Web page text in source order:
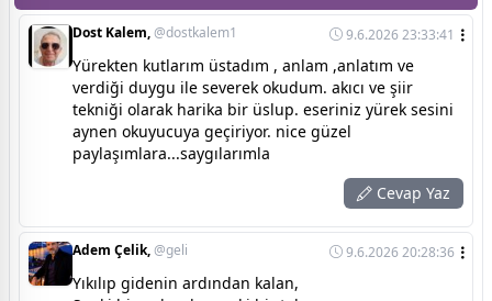
Dost Kalem,@dostkalem1 9.6.2026 23:33:41
Yürekten kutlarım üstadım , anlam ,anlatım ve
verdiği duygu ile severek okudum. akıcı ve şiir
tekniği olarak harika bir üslup. eseriniz yürek sesini
aynen okuyucuya geçiriyor. nice güzel
paylaşımlara...saygılarımla
Cevap Yaz
Adem Çelik,@geli 9.6.2026 20:28:36
Yıkılıp gidenin ardından kalan,